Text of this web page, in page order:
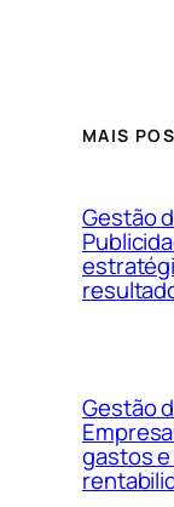
MAIS
Gestão
Gestão
gastos